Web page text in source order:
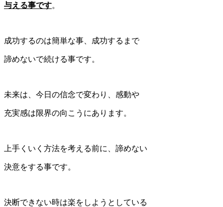
与える事です。
成功するのは簡単な事、成功するまで
諦めないで続ける事です。
未来は、今日の信念で変わり、感動や
充実感は限界の向こうにあります。
上手くいく方法を考える前に、諦めない
決意をする事です。
決断できない時は楽をしようとしている